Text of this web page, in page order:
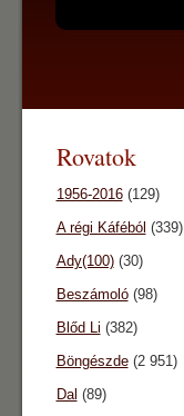
Rovatok
1956-2016(129)
A régi Káféból (339)
Ady(100)(30)
Beszámoló(98)
Blőd Li (382)
Böngészde(2 951)
Dal (89)